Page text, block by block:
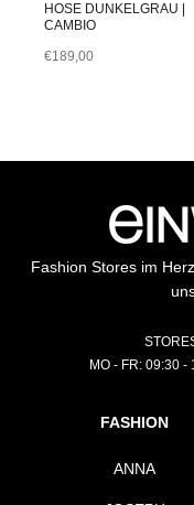
HOSE DUNKELGRAU |
CAMBIO
€189,00
Fashion Stores im
MO - FR: 09:30 -
FASHION
ANNA